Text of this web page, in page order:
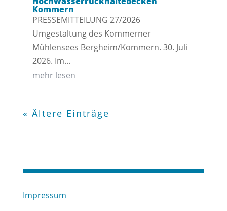
Kommern
PRESSEMITTEILUNG 27/2026
Umgestaltung des Kommerner
Mühlensees Bergheim/Kommern. 30. Juli
2026. Im...
mehr lesen
« Ältere Einträge
Impressum